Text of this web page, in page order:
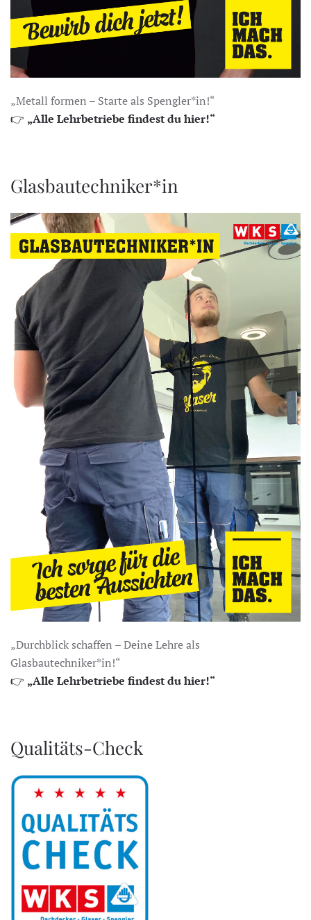
„Metall formen – Starte als Spengler*in!“
👉 „Alle Lehrbetriebe findest du hier!“
Glasbautechniker*in
„Durchblick schaffen – Deine Lehre als
Glasbautechniker*in!“
👉 „Alle Lehrbetriebe findest du hier!“
Qualitäts-Check